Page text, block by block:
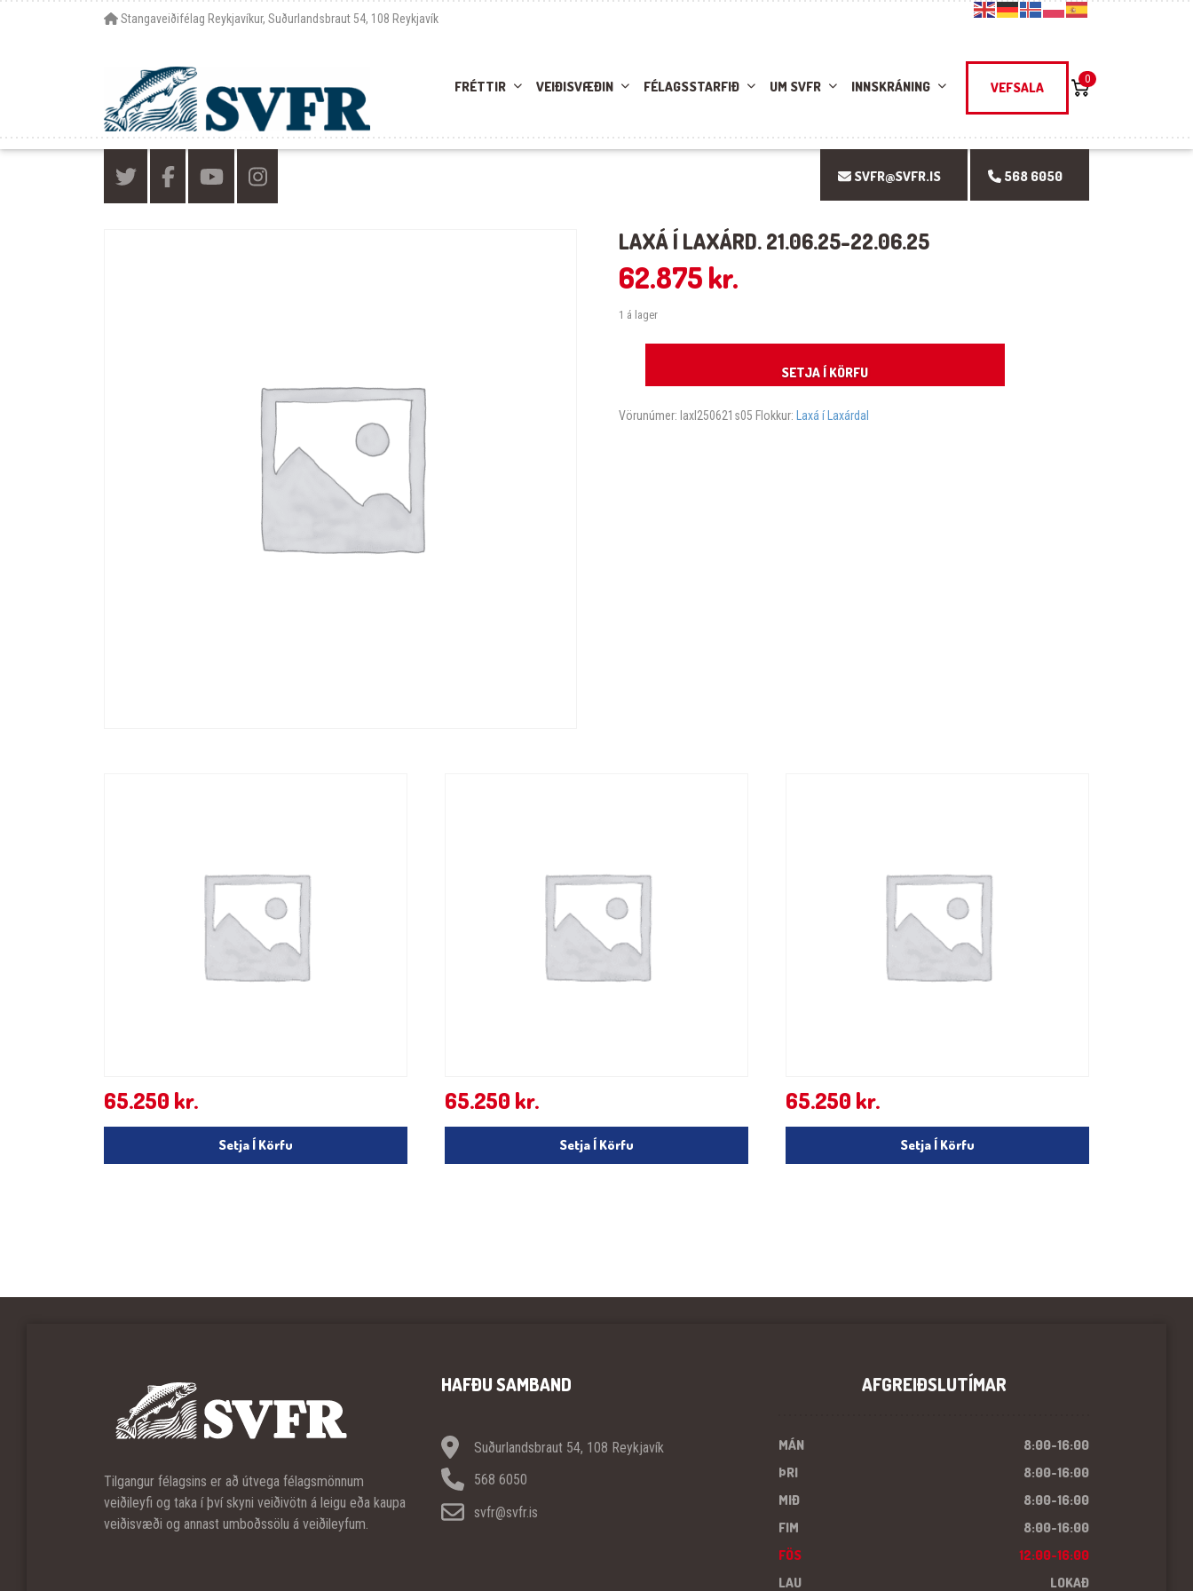
Stangaveiðifélag Reykjavíkur, Suðurlandsbraut 54, 108 Reykjavík
FRÉTTIR VEIÐISVÆÐIN FÉLAGSSTARFIÐ UM SVFR INNSKRÁNING VEFSALA
0
SVFR@SVFR.IS 568 6050
LAXÁ Í LAXÁRD. 21.06.25-22.06.25
62.875kr.
1 á lager
SETJA Í KÖRFU
Vörunúmer: laxl250621s05 Flokkur: Laxá í Laxárdal
65.250 kr.
Setja Í Körfu
65.250 kr.
Setja Í Körfu
65.250 kr.
Setja Í Körfu
Tilgangur félagsins er að útvega félagsmönnum
veiðileyfi og taka í því skyni veiðivötn á leigu eða kaupa
veiðisvæði og annast umboðssölu á veiðileyfum.
HAFÐU SAMBAND
Suðurlandsbraut 54, 108 Reykjavík
568 6050
svfr@svfr.is
AFGREIÐSLUTÍMAR
MÁN
8:00-16:00
ÞRI
8:00-16:00
MIÐ
8:00-16:00
FIM
8:00-16:00
FÖS
12:00-16:00
LAU
LOKAÐ